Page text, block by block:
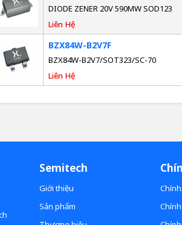
DIODE ZENER 20V 590MW SOD123
Liên Hệ
BZX84W-B2V7F
BZX84W-B2V7/SOT323/SC-70
Liên Hệ
Semitech
Giới thiệu
Sản phẩm